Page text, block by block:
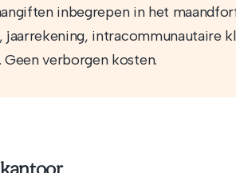
inbegrepen in het
jaarrekening, intracommunautaire
verborgen kosten.